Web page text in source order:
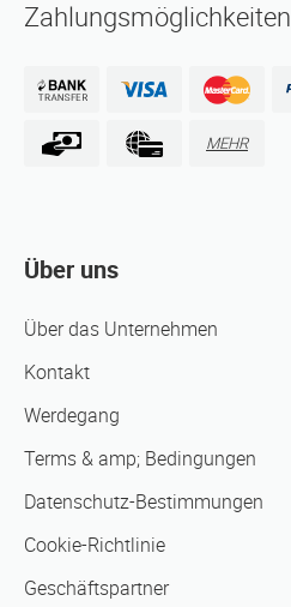
Zahlungsmöglichkeiten
MEHR
Über uns
Über das Unternehmen
Kontakt
Werdegang
Terms & amp; Bedingungen
Datenschutz-Bestimmungen
Cookie-Richtlinie
Geschäftspartner